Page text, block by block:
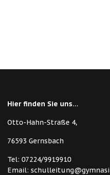
Hier finden Sie uns...
Otto-Hahn-Straße 4,
76593 Gernsbach
Tel: 07224/9919910
Email: